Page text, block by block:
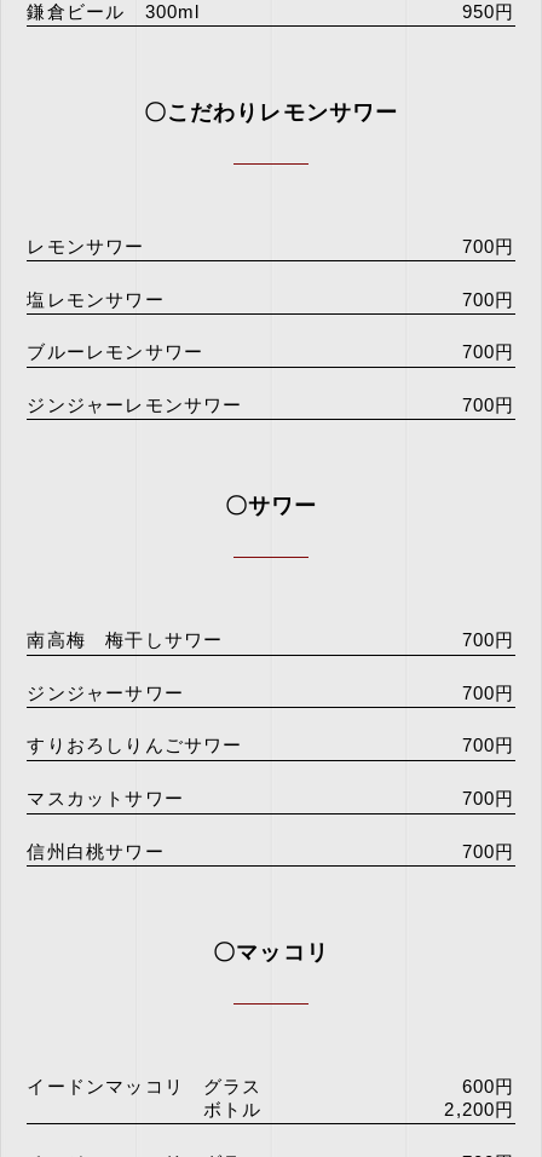
鎌倉ビール 300ml 950円
〇こだわりレモンサワー
レモンサワー 700円
塩レモンサワー 700円
ブルーレモンサワー 700円
ジンジャーレモンサワー 700円
〇サワー
南高梅 梅干しサワー 700円
ジンジャーサワー 700円
すりおろしりんごサワー 700円
マスカットサワー 700円
信州白桃サワー 700円
〇マッコリ
イードンマッコリ グラス
ボトル
600円
2,200円